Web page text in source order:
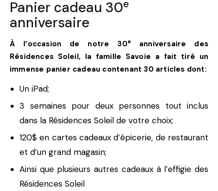
Panier cadeau 30e
anniversaire
À l’occasion de notre 30e
anniversaire des
Résidences Soleil, la famille Savoie a fait tiré un
immense panier cadeau contenant 30 articles dont:
Un iPad;
3 semaines pour deux personnes tout inclus
dans la Résidences Soleil de votre choix;
120$ en cartes cadeaux d’épicerie, de restaurant
et d’un grand magasin;
Ainsi que plusieurs autres cadeaux à l’effigie des
Résidences Soleil